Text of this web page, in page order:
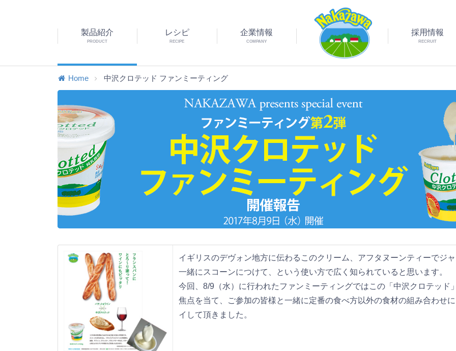
製品紹介
PRODUCT
レシピ
RECIPE
企業情報
COMPANY
採用情報
RECRUIT
Home 中沢クロテッド ファンミーティング
イギリスのデヴォン地方に伝わるこのクリーム、アフタヌーンティーでジ
一緒にスコーンにつけて、という使い方で広く知られていると思います。
今回、8/9（水）に行われたファンミーティングではこの「中沢クロテッド
焦点を当て、ご参加の皆様と一緒に定番の食べ方以外の食材の組み合わせ
イして頂きました。